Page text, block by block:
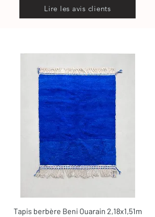
Lire les avis clients
Tapis berbère Beni Ouarain 2,18x1,51m